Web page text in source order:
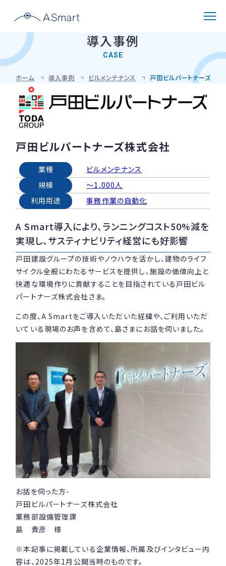
解決できる課題
選ばれる理由
製品紹介
機能と仕様
対応メーターと設置環境
導入フロー
導入事例
よくある質問
資料請求 無料トライアル
ログイン
導入事例
CASE
ホーム 導入事例 ビルメンテナンス 戸田ビルパートナーズ株
戸田ビルパートナーズ株式会社
業種
ビルメンテナンス
規模
～1,000人
利用用途
事務作業の自動化
A Smart導入により、ランニングコスト50%減を
実現し、サスティナビリティ経営にも好影響
戸田建設グループの技術やノウハウを活かし、建物のライフ
サイクル全般にわたるサービスを提供し、施設の価値向上と
快適な環境作りに貢献することを目指されている戸田ビル
パートナーズ株式会社さま。
この度、A Smartをご導入いただいた経緯や、ご利用いただ
いている現場のお声を含めて、島さまにお話を伺いました。
お話を伺った方-
戸田ビルパートナーズ株式会社
業務部設備管理課
島 貴彦 様
※本記事に掲載している企業情報、所属及びインタビュー内
容は、2025年1月公開当時のものです。